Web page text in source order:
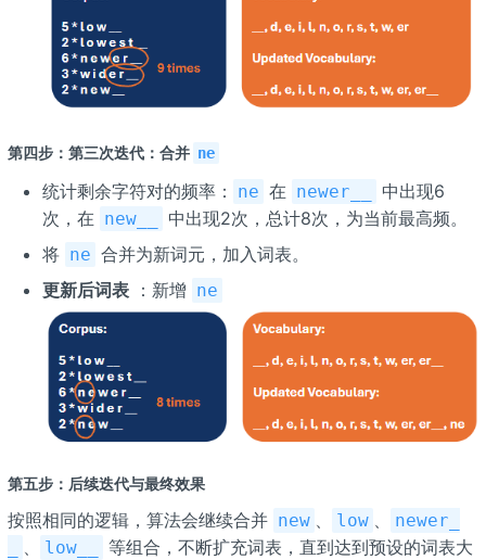
第四步：第三次迭代：合并 ne
统计剩余字符对的频率： ne 在 newer__
中出现6
次，在 new__
中出现2次，总计8次，为当前最高频。
将 ne 合并为新词元，加入词表。
更新后词表：新增 ne
第五步：后续迭代与最终效果
按照相同的逻辑，算法会继续合并 new 、 low 、
newer_
、 low__
等组合，不断扩充词表，直到达到预设的词表大